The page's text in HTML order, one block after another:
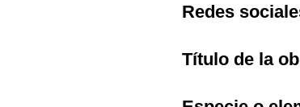
Redes
Título de la